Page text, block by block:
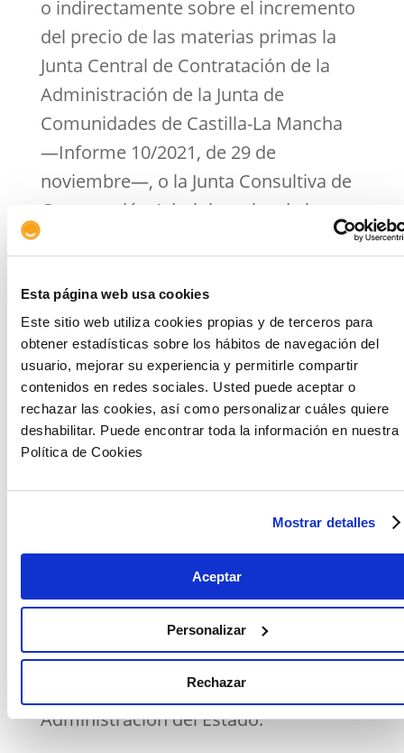
Esta página web usa cookies
Este sitio web utiliza cookies propias y de terceros para
obtener estadísticas sobre los hábitos de navegación del
usuario, mejorar su experiencia y permitirle compartir
contenidos en redes sociales. Usted puede aceptar o
rechazar las cookies, así como personalizar cuáles quiere
deshabilitar. Puede encontrar toda la información en nuestra
Política de Cookies
Mostrar detalles
Aceptar
Personalizar
Rechazar
o indirectamente sobre el incremento
del precio de las materias primas la
Junta Central de Contratación de la
Administración de la Junta de
Comunidades de Castilla-La Mancha
—Informe 10/2021, de 29 de
noviembre—, o la Junta Consultiva de
Contratación Administrativa de la
Generalitat de Cataluña, que en un
ha analizado una propuesta
imaginativa de una entidad
contratante, vinculada a la posibilidad
de que la indemnización de daños y
perjuicios al futuro contratista por
causa de la demora en la
impacto del incremento de los costes
Sin embargo, insiste en que “en estos
temas se necesita la mayor claridad y
seguridad jurídica”, por lo que
remarca la necesidad de que la
respuesta principal llegue desde la
Administración del Estado.